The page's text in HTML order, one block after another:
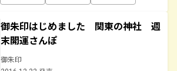
御朱印はじめました 関東の神社 週
末開運さんぽ
御朱印